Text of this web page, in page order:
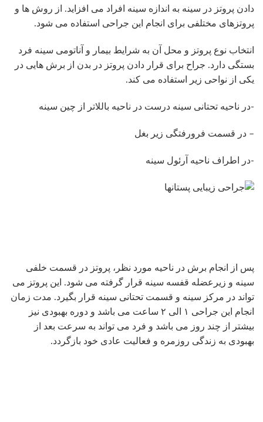
دادن پروتز در سینه به اندازه سینه افراد می افزاید. از روش ها و
پروتزهای مختلفی برای انجام این جراحی استفاده می شود.
انتخاب نوع پروتز و محل آن به شرایط بیمار و آناتومی سینه فرد
بستگی دارد. جراح برای قرار دادن پروتز در بدن از برش هایی در
یکی از نواحی زیر استفاده می کند.
-در ناحیه تحتانی سینه درست در ناحیه باللاتر از چین سینه
– در قسمت فرورفتگی زیر بغل
-در اطراف ناحیه آرئول سینه
پس از انجام برش در ناحیه مورد نظر، پروتز در قسمت خلفی
سینه و زیرعضله قفسه سینه قرار گرفته می شود. این پروتز می
تواند در مرکز سینه و قسمت تحتانی سینه قرار بگیرد. مدت زمان
انجام این جراحی ۱ الی ۲ ساعت می باشد و دوره بهبودی نیز
بیشتر از چند روز می باشد و فرد می تواند به سرعت بعد از
بهبودی به زندگی روزمره و فعالیت عادی خود بازگردد.